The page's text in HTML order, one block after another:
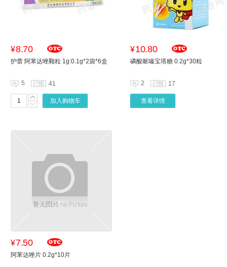
¥8.70
护蕾 阿苯达唑颗粒 1g:0.1g*2袋*6盒
5 41
加入购物车
¥10.80
磷酸哌嗪宝塔糖 0.2g*30粒
2 17
查看详情
¥7.50
阿苯达唑片 0.2g*10片